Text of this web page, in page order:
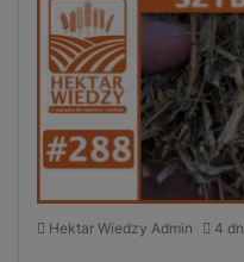
Hektar Wiedzy Admin 4